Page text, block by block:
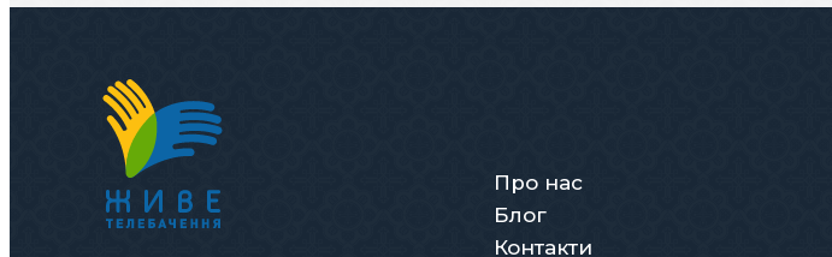
Про нас
Блог
Контакти